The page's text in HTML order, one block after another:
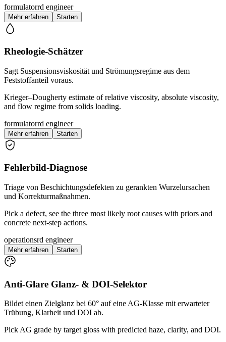
formulatorrd engineer
Mehr erfahren Starten
Rheologie-Schätzer
Sagt Suspensionsviskosität und Strömungsregime aus dem
Feststoffanteil voraus.
Krieger–Dougherty estimate of relative viscosity, absolute viscosity,
and flow regime from solids loading.
formulatorrd engineer
Mehr erfahren Starten
Fehlerbild-Diagnose
Triage von Beschichtungsdefekten zu gerankten Wurzelursachen
und Korrekturmaßnahmen.
Pick a defect, see the three most likely root causes with priors and
concrete next-step actions.
operationsrd engineer
Mehr erfahren Starten
Anti-Glare Glanz- & DOI-Selektor
Bildet einen Zielglanz bei 60° auf eine AG-Klasse mit erwarteter
Trübung, Klarheit und DOI ab.
Pick AG grade by target gloss with predicted haze, clarity, and DOI.